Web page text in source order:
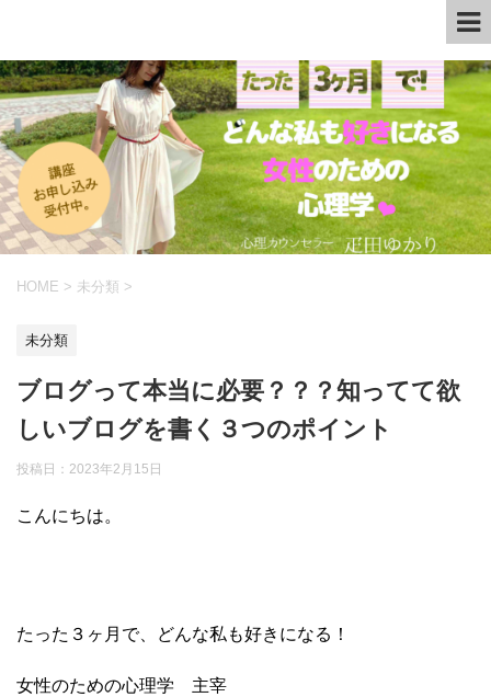
HOME > 未分類 >
未分類
ブログって本当に必要？？？知ってて欲
しいブログを書く３つのポイント
投稿日： 2023年2月15日
こんにちは。
たった３ヶ月で、どんな私も好きになる！
女性のための心理学 主宰